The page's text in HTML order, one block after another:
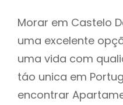
Morar em Castelo
uma excelente
uma vida com
táo unica em
encontrar